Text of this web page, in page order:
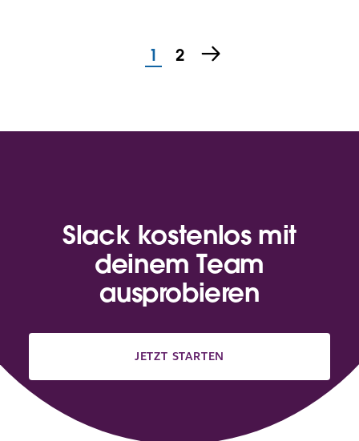
1 2
Slack kostenlos mit
deinem Team
ausprobieren
JETZT STARTEN